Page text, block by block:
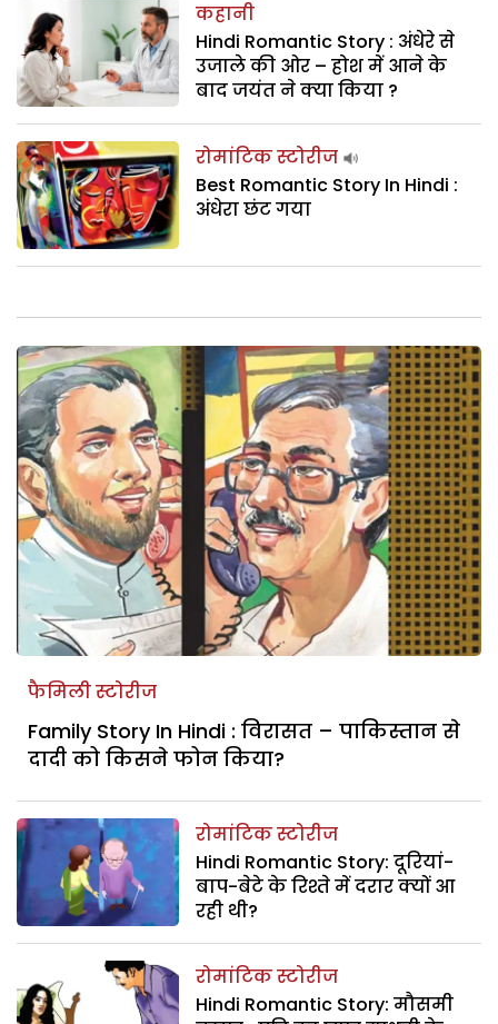
कहानी
Hindi Romantic Story : अंधेरे से
उजाले की ओर – होश में आने के
बाद जयंत ने क्या किया ?
रोमांटिक स्टोरीज
Best Romantic Story In Hindi :
अंधेरा छंट गया
फैमिली स्टोरीज
Family Story In Hindi : विरासत – पाकिस्तान से
दादी को किसने फोन किया?
रोमांटिक स्टोरीज
Hindi Romantic Story: दूरियां-
बाप-बेटे के रिश्ते में दरार क्यों आ
रही थी?
रोमांटिक स्टोरीज
Hindi Romantic Story: मौसमी